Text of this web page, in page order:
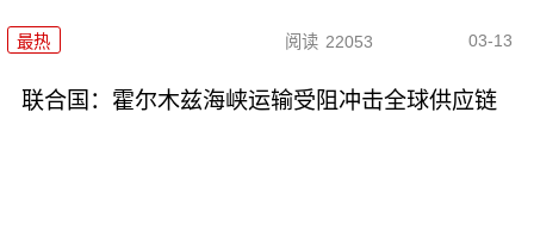
最热 阅读 22053 03-13
联合国：霍尔木兹海峡运输受阻冲击全球供应链